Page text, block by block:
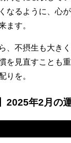
なるように、心
ます。
、不摂生も大き
を見直すことも
りを。
2025年2月の